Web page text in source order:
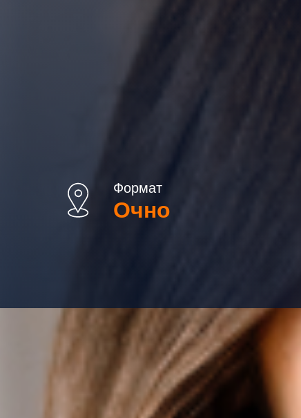
Очно
Формат